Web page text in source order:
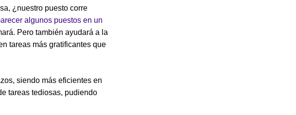
¿nuestro puesto corre
algunos puestos en un
Pero también ayudará a la
tareas más gratificantes que
siendo más eficientes en
tareas tediosas, pudiendo